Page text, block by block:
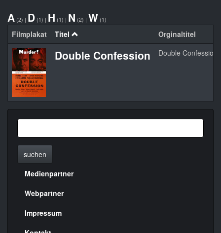
A (2) | D (1) | H (1) | N (2) | W (1)
Filmplakat Titel Orginaltitel
Double Confession Double Confession
suchen
Menülinks
rechte
Seite
Medienpartner
Webpartner
Impressum